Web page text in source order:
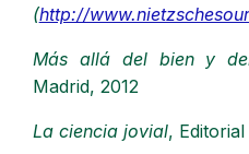
(http://
Más allá del bien y
Madrid, 2012
La ciencia jovial,